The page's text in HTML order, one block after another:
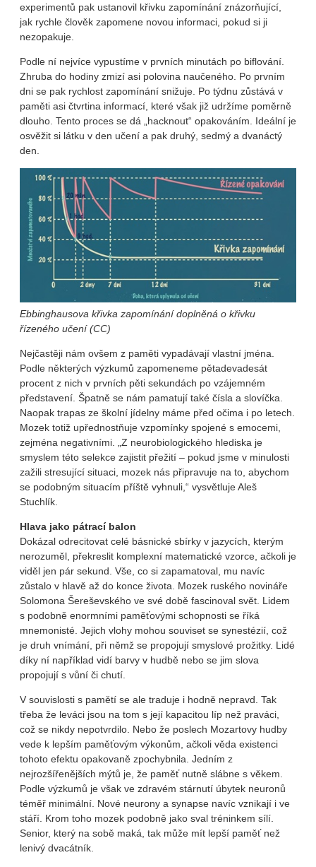
experimentů pak ustanovil křivku zapomínání znázorňující,
jak rychle člověk zapomene novou informaci, pokud si ji
nezopakuje.
Podle ní nejvíce vypustíme v prvních minutách po biflování.
Zhruba do hodiny zmizí asi polovina naučeného. Po prvním
dni se pak rychlost zapomínání snižuje. Po týdnu zůstává v
paměti asi čtvrtina informací, které však již udržíme poměrně
dlouho. Tento proces se dá „hacknout“ opakováním. Ideální je
osvěžit si látku v den učení a pak druhý, sedmý a dvanáctý
den.
Ebbinghausova křivka zapomínání doplněná o křivku
řízeného učení (CC)
Nejčastěji nám ovšem z paměti vypadávají vlastní jména.
Podle některých výzkumů zapomeneme pětadevadesát
procent z nich v prvních pěti sekundách po vzájemném
představení. Špatně se nám pamatují také čísla a slovíčka.
Naopak trapas ze školní jídelny máme před očima i po letech.
Mozek totiž upřednostňuje vzpomínky spojené s emocemi,
zejména negativními. „Z neurobiologického hlediska je
smyslem této selekce zajistit přežití – pokud jsme v minulosti
zažili stresující situaci, mozek nás připravuje na to, abychom
se podobným situacím příště vyhnuli,“ vysvětluje Aleš
Stuchlík.
Hlava jako pátrací balon
Dokázal odrecitovat celé básnické sbírky v jazycích, kterým
nerozuměl, překreslit komplexní matematické vzorce, ačkoli je
viděl jen pár sekund. Vše, co si zapamatoval, mu navíc
zůstalo v hlavě až do konce života. Mozek ruského novináře
Solomona Šereševského ve své době fascinoval svět. Lidem
s podobně enormními paměťovými schopnosti se říká
mnemonisté. Jejich vlohy mohou souviset se synestézií, což
je druh vnímání, při němž se propojují smyslové prožitky. Lidé
díky ní například vidí barvy v hudbě nebo se jim slova
propojují s vůní či chutí.
V souvislosti s pamětí se ale traduje i hodně nepravd. Tak
třeba že leváci jsou na tom s její kapacitou líp než praváci,
což se nikdy nepotvrdilo. Nebo že poslech Mozartovy hudby
vede k lepším paměťovým výkonům, ačkoli věda existenci
tohoto efektu opakovaně zpochybnila. Jedním z
nejrozšířenějších mýtů je, že paměť nutně slábne s věkem.
Podle výzkumů je však ve zdravém stárnutí úbytek neuronů
téměř minimální. Nové neurony a synapse navíc vznikají i ve
stáří. Krom toho mozek podobně jako sval tréninkem sílí.
Senior, který na sobě maká, tak může mít lepší paměť než
lenivý dvacátník.